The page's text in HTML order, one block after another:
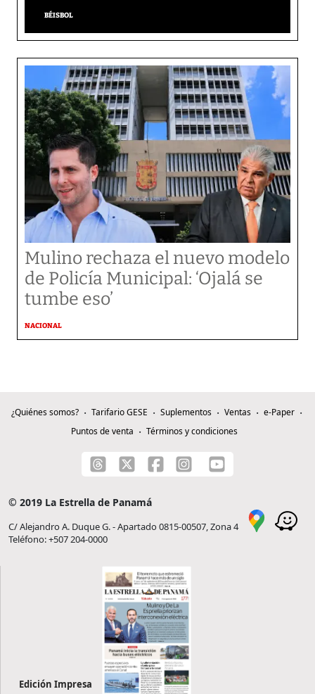
BÉISBOL
Mulino rechaza el nuevo modelo
de Policía Municipal: ‘Ojalá se
tumbe eso’
NACIONAL
¿Quiénes somos? Tarifario GESE Suplementos Ventas
e-Paper
Puntos de venta
Términos y condiciones
© 2019 La Estrella de Panamá
C/ Alejandro A. Duque G. - Apartado 0815-00507, Zona 4
Teléfono: +507 204-0000
Edición Impresa